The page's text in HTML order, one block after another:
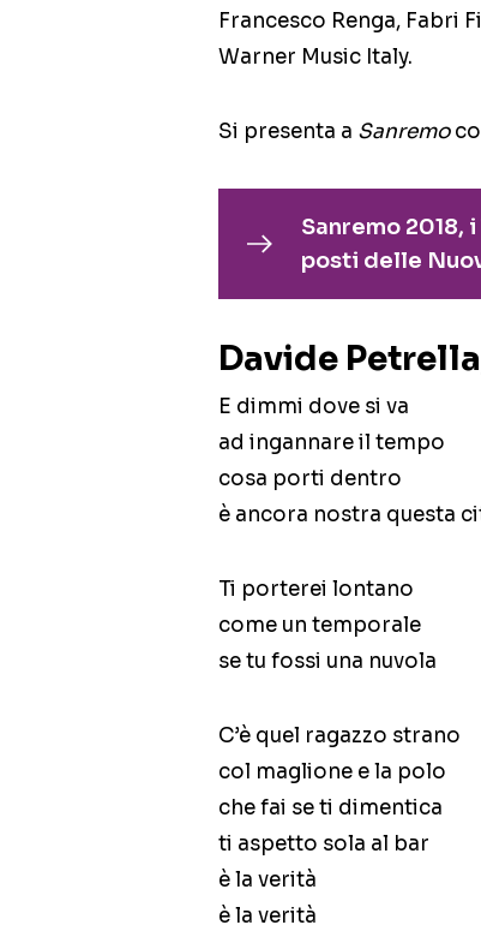
Francesco Renga, Fabri
Warner Music Italy.
Si presenta a Sanremo
Sanremo 2018,
posti delle
Davide
E dimmi dove si va
ad ingannare il tempo
cosa porti dentro
è ancora nostra questa
Ti porterei lontano
come un temporale
se tu fossi una nuvola
C’è quel ragazzo strano
col maglione e la polo
che fai se ti dimentica
ti aspetto sola al bar
è la verità
è la verità